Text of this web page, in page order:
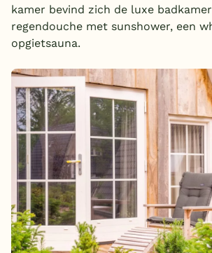
kamer bevind zich de luxe
regendouche met sunshower, een
opgietsauna.